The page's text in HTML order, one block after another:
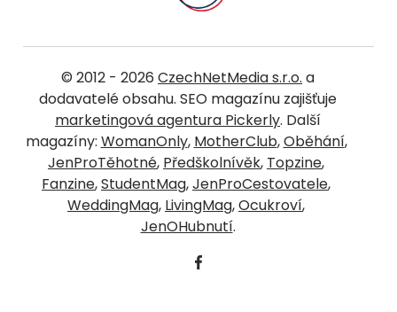
© 2012 - 2026 CzechNetMedia s.r.o. a
dodavatelé obsahu. SEO magazínu zajišťuje
marketingová agentura Pickerly. Další
magazíny: WomanOnly, MotherClub,Oběhání,
JenProTěhotné, Předškolnívěk, Topzine,
Fanzine,StudentMag,JenProCestovatele,
WeddingMag, LivingMag,Ocukroví,
JenOHubnutí.